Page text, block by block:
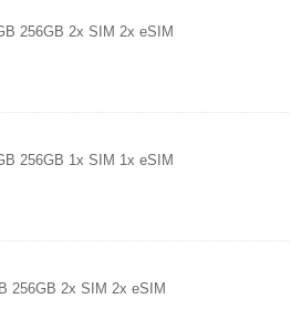
256GB 2x SIM 2x eSIM
256GB 1x SIM 1x eSIM
256GB 2x SIM 2x eSIM